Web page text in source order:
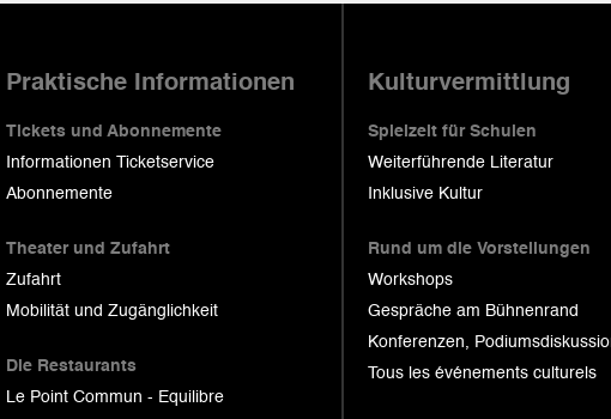
Praktische Informationen
Tickets und Abonnemente
Informationen Ticketservice
Abonnemente
Theater und Zufahrt
Zufahrt
Mobilität und Zugänglichkeit
Die Restaurants
Le Point Commun - Equilibre
Kulturvermittlung
Spielzeit für Schulen
Weiterführende Literatur
Inklusive Kultur
Rund um die Vorstellungen
Workshops
Gespräche am Bühnenrand
Konferenzen,
Tous les événements culturels